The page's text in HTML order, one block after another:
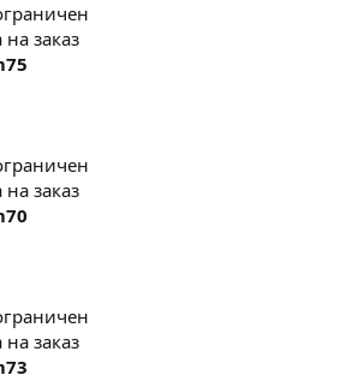
заказ
заказ
заказ